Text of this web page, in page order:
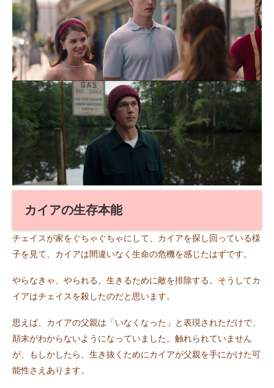
カイアの生存本能
チェイスが家をぐちゃぐちゃにして、カイアを探し回っている様
子を見て、カイアは間違いなく生命の危機を感じたはずです。
やらなきゃ、やられる。生きるために敵を排除する。そうしてカ
イアはチェイスを殺したのだと思います。
思えば、カイアの父親は「いなくなった」と表現されただけで、
顛末がわからないようになっていました。触れられていません
が、もしかしたら、生き抜くためにカイアが父親を手にかけた可
能性さえあります。